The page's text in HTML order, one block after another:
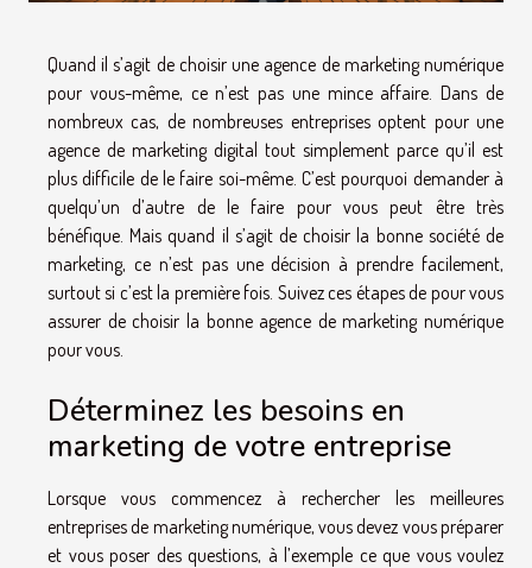
Quand il s’agit de choisir une agence de marketing numérique
pour vous-même, ce n’est pas une mince affaire. Dans de
nombreux cas, de nombreuses entreprises optent pour une
agence de marketing digital tout simplement parce qu’il est
plus difficile de le faire soi-même. C’est pourquoi demander à
quelqu’un d’autre de le faire pour vous peut être très
bénéfique. Mais quand il s’agit de choisir la bonne société de
marketing, ce n’est pas une décision à prendre facilement,
surtout si c’est la première fois. Suivez ces étapes de pour vous
assurer de choisir la bonne agence de marketing numérique
pour vous.
Déterminez les besoins en
marketing de votre entreprise
Lorsque vous commencez à rechercher les meilleures
entreprises de marketing numérique, vous devez vous préparer
et vous poser des questions, à l’exemple ce que vous voulez